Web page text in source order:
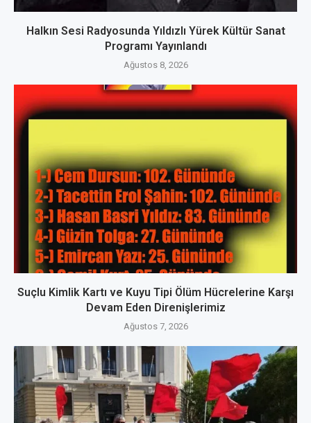
Halkın Sesi Radyosunda Yıldızlı Yürek Kültür Sanat
Programı Yayınlandı
Ağustos 8, 2026
Suçlu Kimlik Kartı ve Kuyu Tipi Ölüm Hücrelerine Karşı
Devam Eden Direnişlerimiz
Ağustos 7, 2026